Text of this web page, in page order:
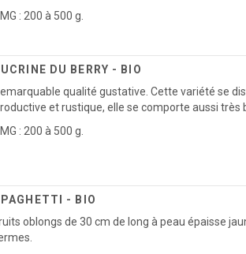
: 200 à 500 g.
DU BERRY - BIO
qualité gustative. Cette variété se
et rustique, elle se comporte aussi très
: 200 à 500 g.
- BIO
oblongs de 30 cm de long à peau épaisse